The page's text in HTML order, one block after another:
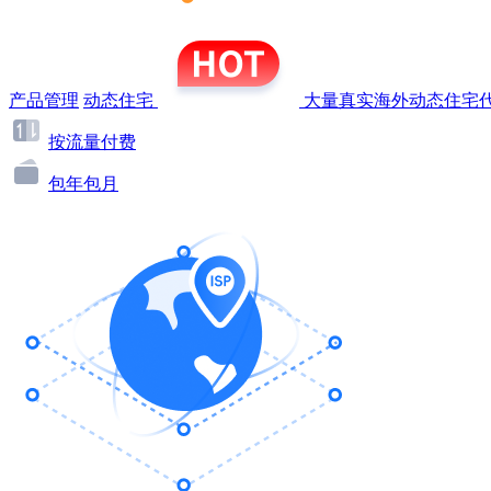
产品管理 动态住宅 大量真实海外动态住宅
按流量付费
包年包月